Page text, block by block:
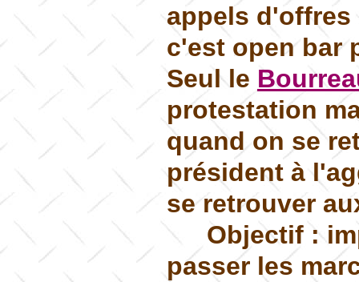
appels d'offres
c'est open bar
Seul le
protestation
quand on se
président à
se retrouver
Objectif :
passer les